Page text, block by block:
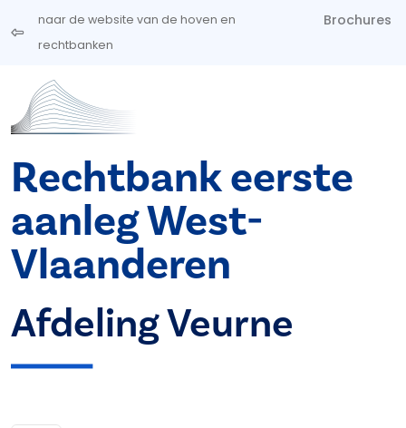
Overslaan en naar de inhoud gaan
naar de website van de hoven en
rechtbanken
Brochures
Rechtbank eerste
aanleg West-
Vlaanderen
Afdeling Veurne